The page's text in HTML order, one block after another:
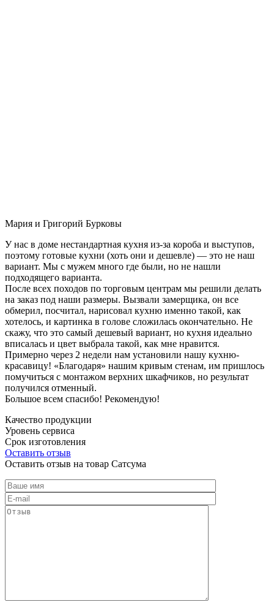
Мария и Григорий Бурковы
У нас в доме нестандартная кухня из-за короба и выступов,
поэтому готовые кухни (хоть они и дешевле) — это не наш
вариант. Мы с мужем много где были, но не нашли
подходящего варианта.
После всех походов по торговым центрам мы решили делать
на заказ под наши размеры. Вызвали замерщика, он все
обмерил, посчитал, нарисовал кухню именно такой, как
хотелось, и картинка в голове сложилась окончательно. Не
скажу, что это самый дешевый вариант, но кухня идеально
вписалась и цвет выбрала такой, как мне нравится.
Примерно через 2 недели нам установили нашу кухню-
красавицу! «Благодаря» нашим кривым стенам, им пришлось
помучиться с монтажом верхних шкафчиков, но результат
получился отменный.
Большое всем спасибо! Рекомендую!
Качество продукции
Уровень сервиса
Срок изготовления
Оставить отзыв
Оставить отзыв на товар Сатсума